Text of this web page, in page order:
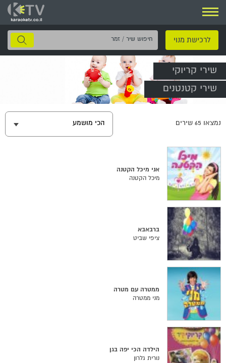
ניווט
לרכישת מנוי
חיפוש
שיר
שירי קריוקי
שירי קטנטנים
נמצאו 65 שירים הכי מושמע
אני מיכל הקטנה
מיכל הקטנה
ברבאבא
ציפי שביט
ממטרה עם מטרה
מני ממטרה
הילדה הכי יפה בגן
נורית גלרון